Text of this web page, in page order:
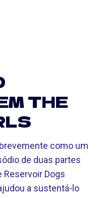
THE
como um
de duas partes
Reservoir Dogs
a sustentá-lo